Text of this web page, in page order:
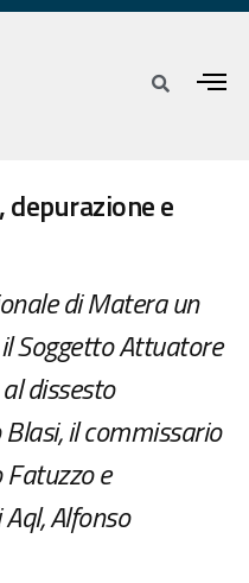
e
di Matera un
Soggetto Attuatore
dissesto
il commissario
e
Alfonso